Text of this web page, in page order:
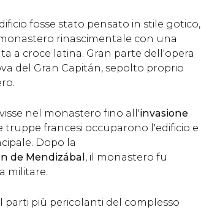
fosse stato pensato in stile gotico,
rinascimentale con una
a croce latina. Gran parte dell'opera
del Gran Capitán, sepolto proprio
nel monastero fino all'invasione
truppe francesi occuparono l'edificio e
Dopo la
de Mendizábal , il monastero fu
militare.
l parti più pericolanti del complesso